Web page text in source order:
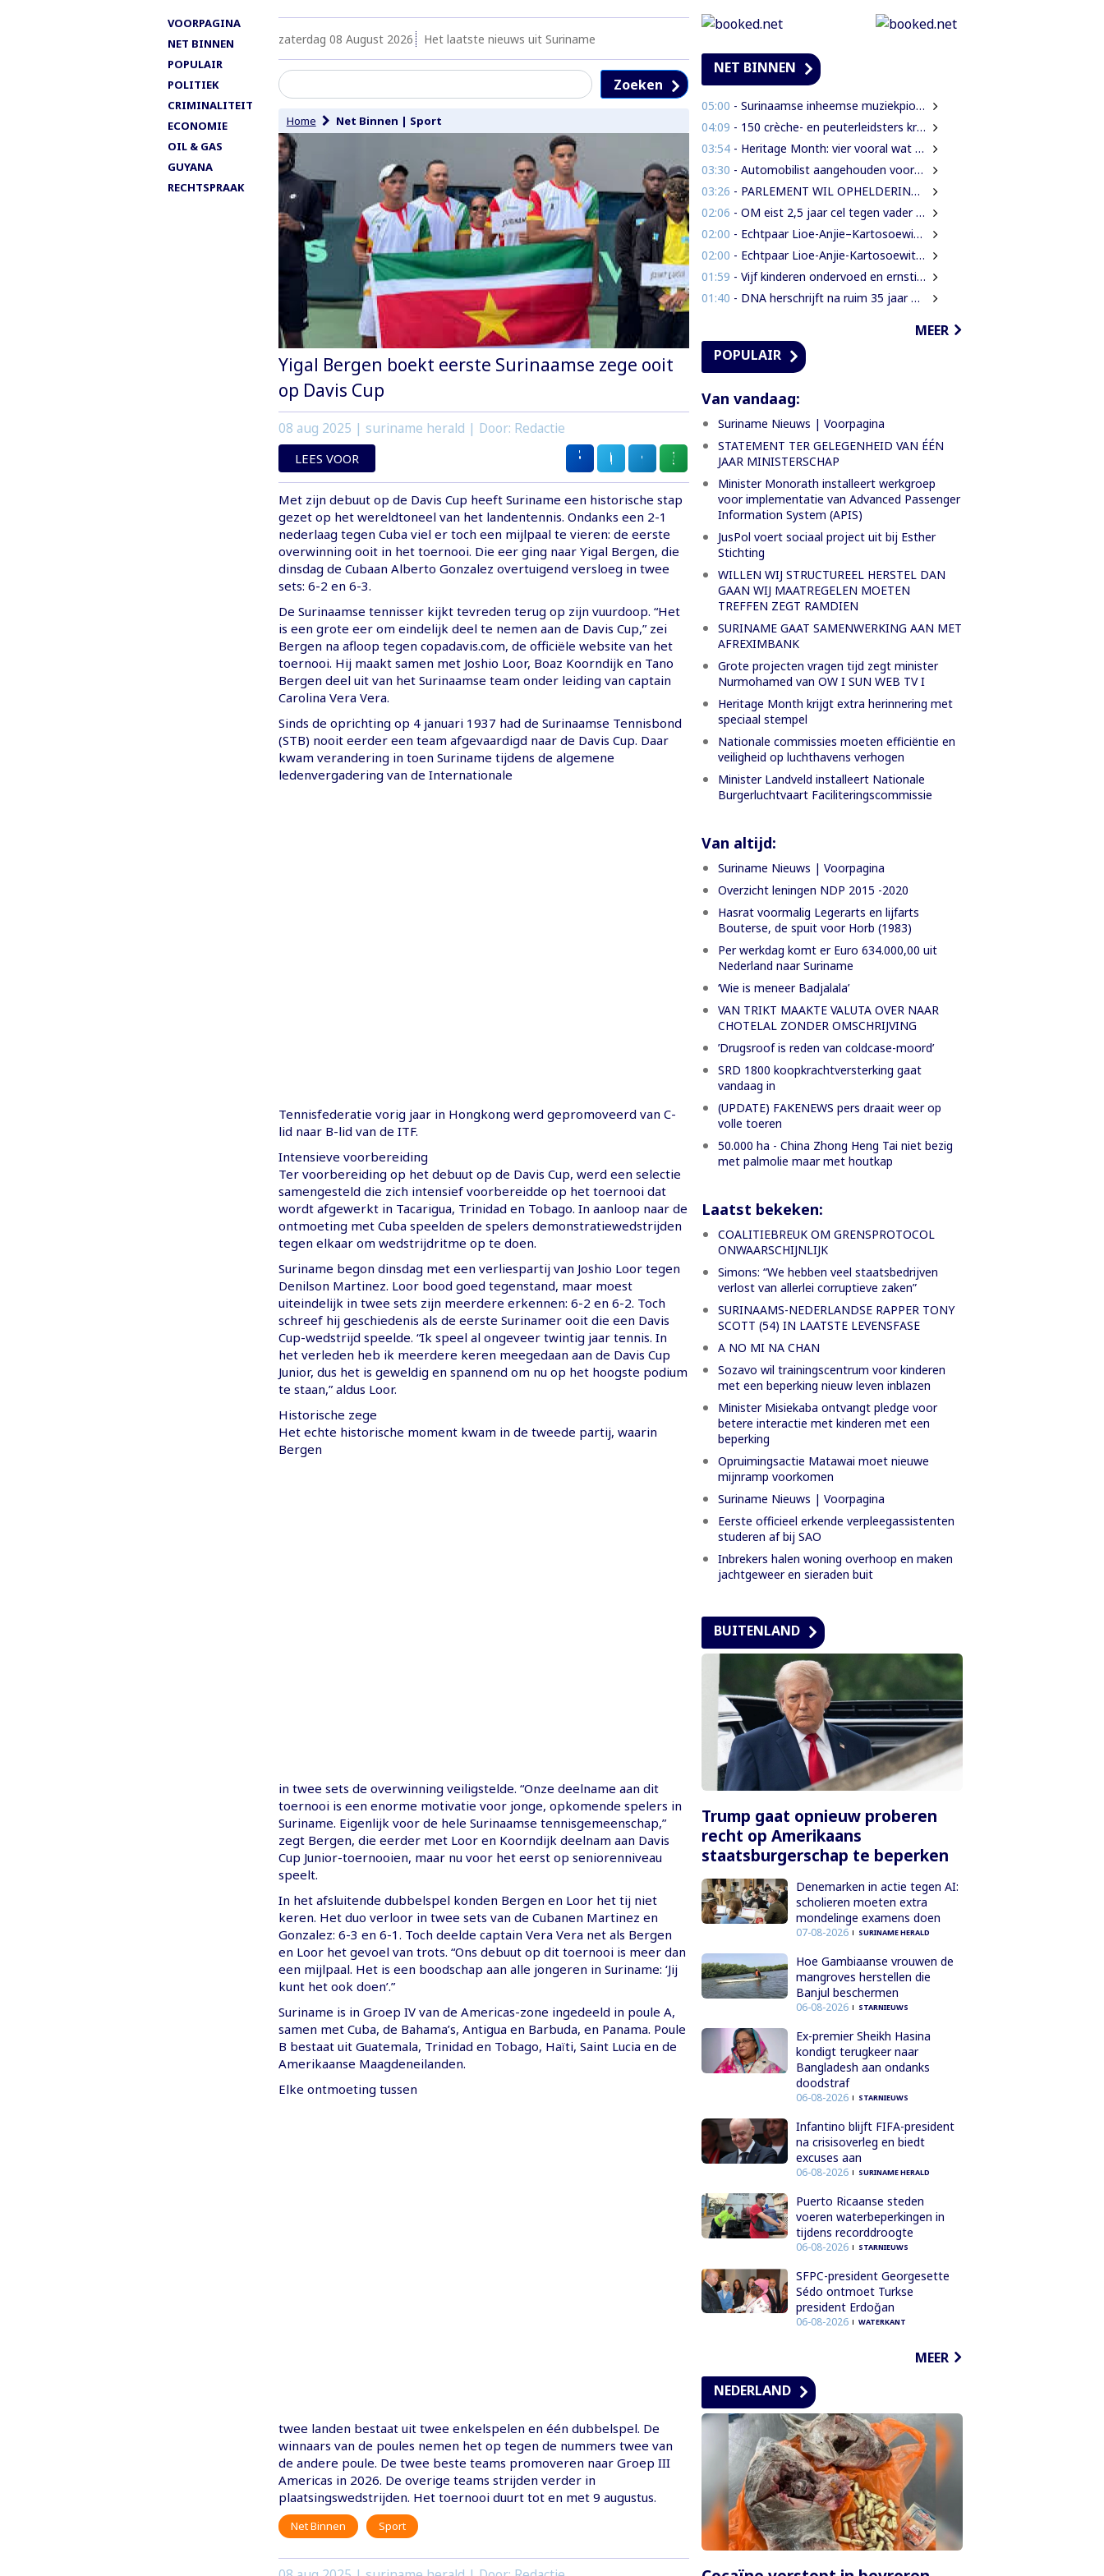
VOORPAGINA
NET BINNEN
POPULAIR
POLITIEK
CRIMINALITEIT
ECONOMIE
OIL & GAS
GUYANA
RECHTSPRAAK
zaterdag 08 August 2026 Het laatste nieuws uit Suriname
Zoeken
Home Net Binnen | Sport
Yigal Bergen boekt eerste Surinaamse zege ooit
op Davis Cup
08 aug 2025 | suriname herald | Door: Redactie
LEES VOOR
Met zijn debuut op de Davis Cup heeft Suriname een historische stap
gezet op het wereldtoneel van het landentennis. Ondanks een 2-1
nederlaag tegen Cuba viel er toch een mijlpaal te vieren: de eerste
overwinning ooit in het toernooi. Die eer ging naar Yigal Bergen, die
dinsdag de Cubaan Alberto Gonzalez overtuigend versloeg in twee
sets: 6-2 en 6-3.
De Surinaamse tennisser kijkt tevreden terug op zijn vuurdoop. “Het
is een grote eer om eindelijk deel te nemen aan de Davis Cup,” zei
Bergen na afloop tegen copadavis.com, de officiële website van het
toernooi. Hij maakt samen met Joshio Loor, Boaz Koorndijk en Tano
Bergen deel uit van het Surinaamse team onder leiding van captain
Carolina Vera Vera.
Sinds de oprichting op 4 januari 1937 had de Surinaamse Tennisbond
(STB) nooit eerder een team afgevaardigd naar de Davis Cup. Daar
kwam verandering in toen Suriname tijdens de algemene
ledenvergadering van de Internationale
Tennisfederatie vorig jaar in Hongkong werd gepromoveerd van C-
lid naar B-lid van de ITF.
Intensieve voorbereiding
Ter voorbereiding op het debuut op de Davis Cup, werd een selectie
samengesteld die zich intensief voorbereidde op het toernooi dat
wordt afgewerkt in Tacarigua, Trinidad en Tobago. In aanloop naar de
ontmoeting met Cuba speelden de spelers demonstratiewedstrijden
tegen elkaar om wedstrijdritme op te doen.
Suriname begon dinsdag met een verliespartij van Joshio Loor tegen
Denilson Martinez. Loor bood goed tegenstand, maar moest
uiteindelijk in twee sets zijn meerdere erkennen: 6-2 en 6-2. Toch
schreef hij geschiedenis als de eerste Surinamer ooit die een Davis
Cup-wedstrijd speelde. “Ik speel al ongeveer twintig jaar tennis. In
het verleden heb ik meerdere keren meegedaan aan de Davis Cup
Junior, dus het is geweldig en spannend om nu op het hoogste podium
te staan,” aldus Loor.
Historische zege
Het echte historische moment kwam in de tweede partij, waarin
Bergen
in twee sets de overwinning veiligstelde. “Onze deelname aan dit
toernooi is een enorme motivatie voor jonge, opkomende spelers in
Suriname. Eigenlijk voor de hele Surinaamse tennisgemeenschap,”
zegt Bergen, die eerder met Loor en Koorndijk deelnam aan Davis
Cup Junior-toernooien, maar nu voor het eerst op seniorenniveau
speelt.
In het afsluitende dubbelspel konden Bergen en Loor het tij niet
keren. Het duo verloor in twee sets van de Cubanen Martinez en
Gonzalez: 6-3 en 6-1. Toch deelde captain Vera Vera net als Bergen
en Loor het gevoel van trots. “Ons debuut op dit toernooi is meer dan
een mijlpaal. Het is een boodschap aan alle jongeren in Suriname: ‘Jij
kunt het ook doen’.”
Suriname is in Groep IV van de Americas-zone ingedeeld in poule A,
samen met Cuba, de Bahama’s, Antigua en Barbuda, en Panama. Poule
B bestaat uit Guatemala, Trinidad en Tobago, Haïti, Saint Lucia en de
Amerikaanse Maagdeneilanden.
Elke ontmoeting tussen
twee landen bestaat uit twee enkelspelen en één dubbelspel. De
winnaars van de poules nemen het op tegen de nummers twee van
de andere poule. De twee beste teams promoveren naar Groep III
Americas in 2026. De overige teams strijden verder in
plaatsingswedstrijden. Het toernooi duurt tot en met 9 augustus.
Net Binnen Sport
NET BINNEN
05:00 - Surinaamse inheemse muziekpionier Kariñha Basi krijgt oeuvreprijs in Rotterdam
04:09 - 150 crèche- en peuterleidsters krijgen training in verkeerseducatie
03:54- Heritage Month: vier vooral wat jij bent?
03:30 - Automobilist aangehouden voor dodelijke aanrijding met voetganger en doorrijden na ongeval
03:26 - PARLEMENT WIL OPHELDERING OVER VERDWENEN INBESLAGGENOMEN LEVENSMIDDELEN
02:06 - OM eist 2,5 jaar cel tegen vader in zaak rond mishandeling en verwaarlozing
02:00 - Echtpaar Lioe-Anjie–Kartosoewito 50 jaar getrouwd
02:00 - Echtpaar Lioe-Anjie-Kartosoewito 50 jaar getrouwd
01:59 - Vijf kinderen ondervoed en ernstig verwaarloosd: 2,5 jaar cel geëist tegen vader
01:40 - DNA herschrijft na ruim 35 jaar eigen spelregels
MEER
POPULAIR
Van vandaag:
Suriname Nieuws | Voorpagina
STATEMENT TER GELEGENHEID VAN ÉÉN
JAAR MINISTERSCHAP
Minister Monorath installeert werkgroep
voor implementatie van Advanced Passenger
Information System (APIS)
JusPol voert sociaal project uit bij Esther
Stichting
WILLEN WIJ STRUCTUREEL HERSTEL DAN
GAAN WIJ MAATREGELEN MOETEN
TREFFEN ZEGT RAMDIEN
SURINAME GAAT SAMENWERKING AAN MET
AFREXIMBANK
Grote projecten vragen tijd zegt minister
Nurmohamed van OW I SUN WEB TV I
Heritage Month krijgt extra herinnering met
speciaal stempel
Nationale commissies moeten efficiëntie en
veiligheid op luchthavens verhogen
Minister Landveld installeert Nationale
Burgerluchtvaart Faciliteringscommissie
Van altijd:
Suriname Nieuws | Voorpagina
Overzicht leningen NDP 2015 -2020
Hasrat voormalig Legerarts en lijfarts
Bouterse, de spuit voor Horb (1983)
Per werkdag komt er Euro 634.000,00 uit
Nederland naar Suriname
‘Wie is meneer Badjalala’
VAN TRIKT MAAKTE VALUTA OVER NAAR
CHOTELAL ZONDER OMSCHRIJVING
’Drugsroof is reden van coldcase-moord’
SRD 1800 koopkrachtversterking gaat
vandaag in
(UPDATE) FAKENEWS pers draait weer op
volle toeren
50.000 ha - China Zhong Heng Tai niet bezig
met palmolie maar met houtkap
Laatst bekeken:
COALITIEBREUK OM GRENSPROTOCOL
ONWAARSCHIJNLIJK
Simons: “We hebben veel staatsbedrijven
verlost van allerlei corruptieve zaken”
SURINAAMS-NEDERLANDSE RAPPER TONY
SCOTT (54) IN LAATSTE LEVENSFASE
A NO MI NA CHAN
Sozavo wil trainingscentrum voor kinderen
met een beperking nieuw leven inblazen
Minister Misiekaba ontvangt pledge voor
betere interactie met kinderen met een
beperking
Opruimingsactie Matawai moet nieuwe
mijnramp voorkomen
Suriname Nieuws | Voorpagina
Eerste officieel erkende verpleegassistenten
studeren af bij SAO
Inbrekers halen woning overhoop en maken
jachtgeweer en sieraden buit
BUITENLAND
Trump gaat opnieuw proberen
recht op Amerikaans
staatsburgerschap te beperken
Denemarken in actie tegen AI:
scholieren moeten extra
mondelinge examens doen
07-08-2026 SURINAME HERALD
Hoe Gambiaanse vrouwen de
mangroves herstellen die
Banjul beschermen
06-08-2026 STARNIEUWS
Ex-premier Sheikh Hasina
kondigt terugkeer naar
Bangladesh aan ondanks
doodstraf
06-08-2026 STARNIEUWS
Infantino blijft FIFA-president
na crisisoverleg en biedt
excuses aan
06-08-2026 SURINAME HERALD
Puerto Ricaanse steden
voeren waterbeperkingen in
tijdens recorddroogte
06-08-2026 STARNIEUWS
SFPC-president Georgesette
Sédo ontmoet Turkse
president Erdoğan
06-08-2026 WATERKANT
MEER
NEDERLAND